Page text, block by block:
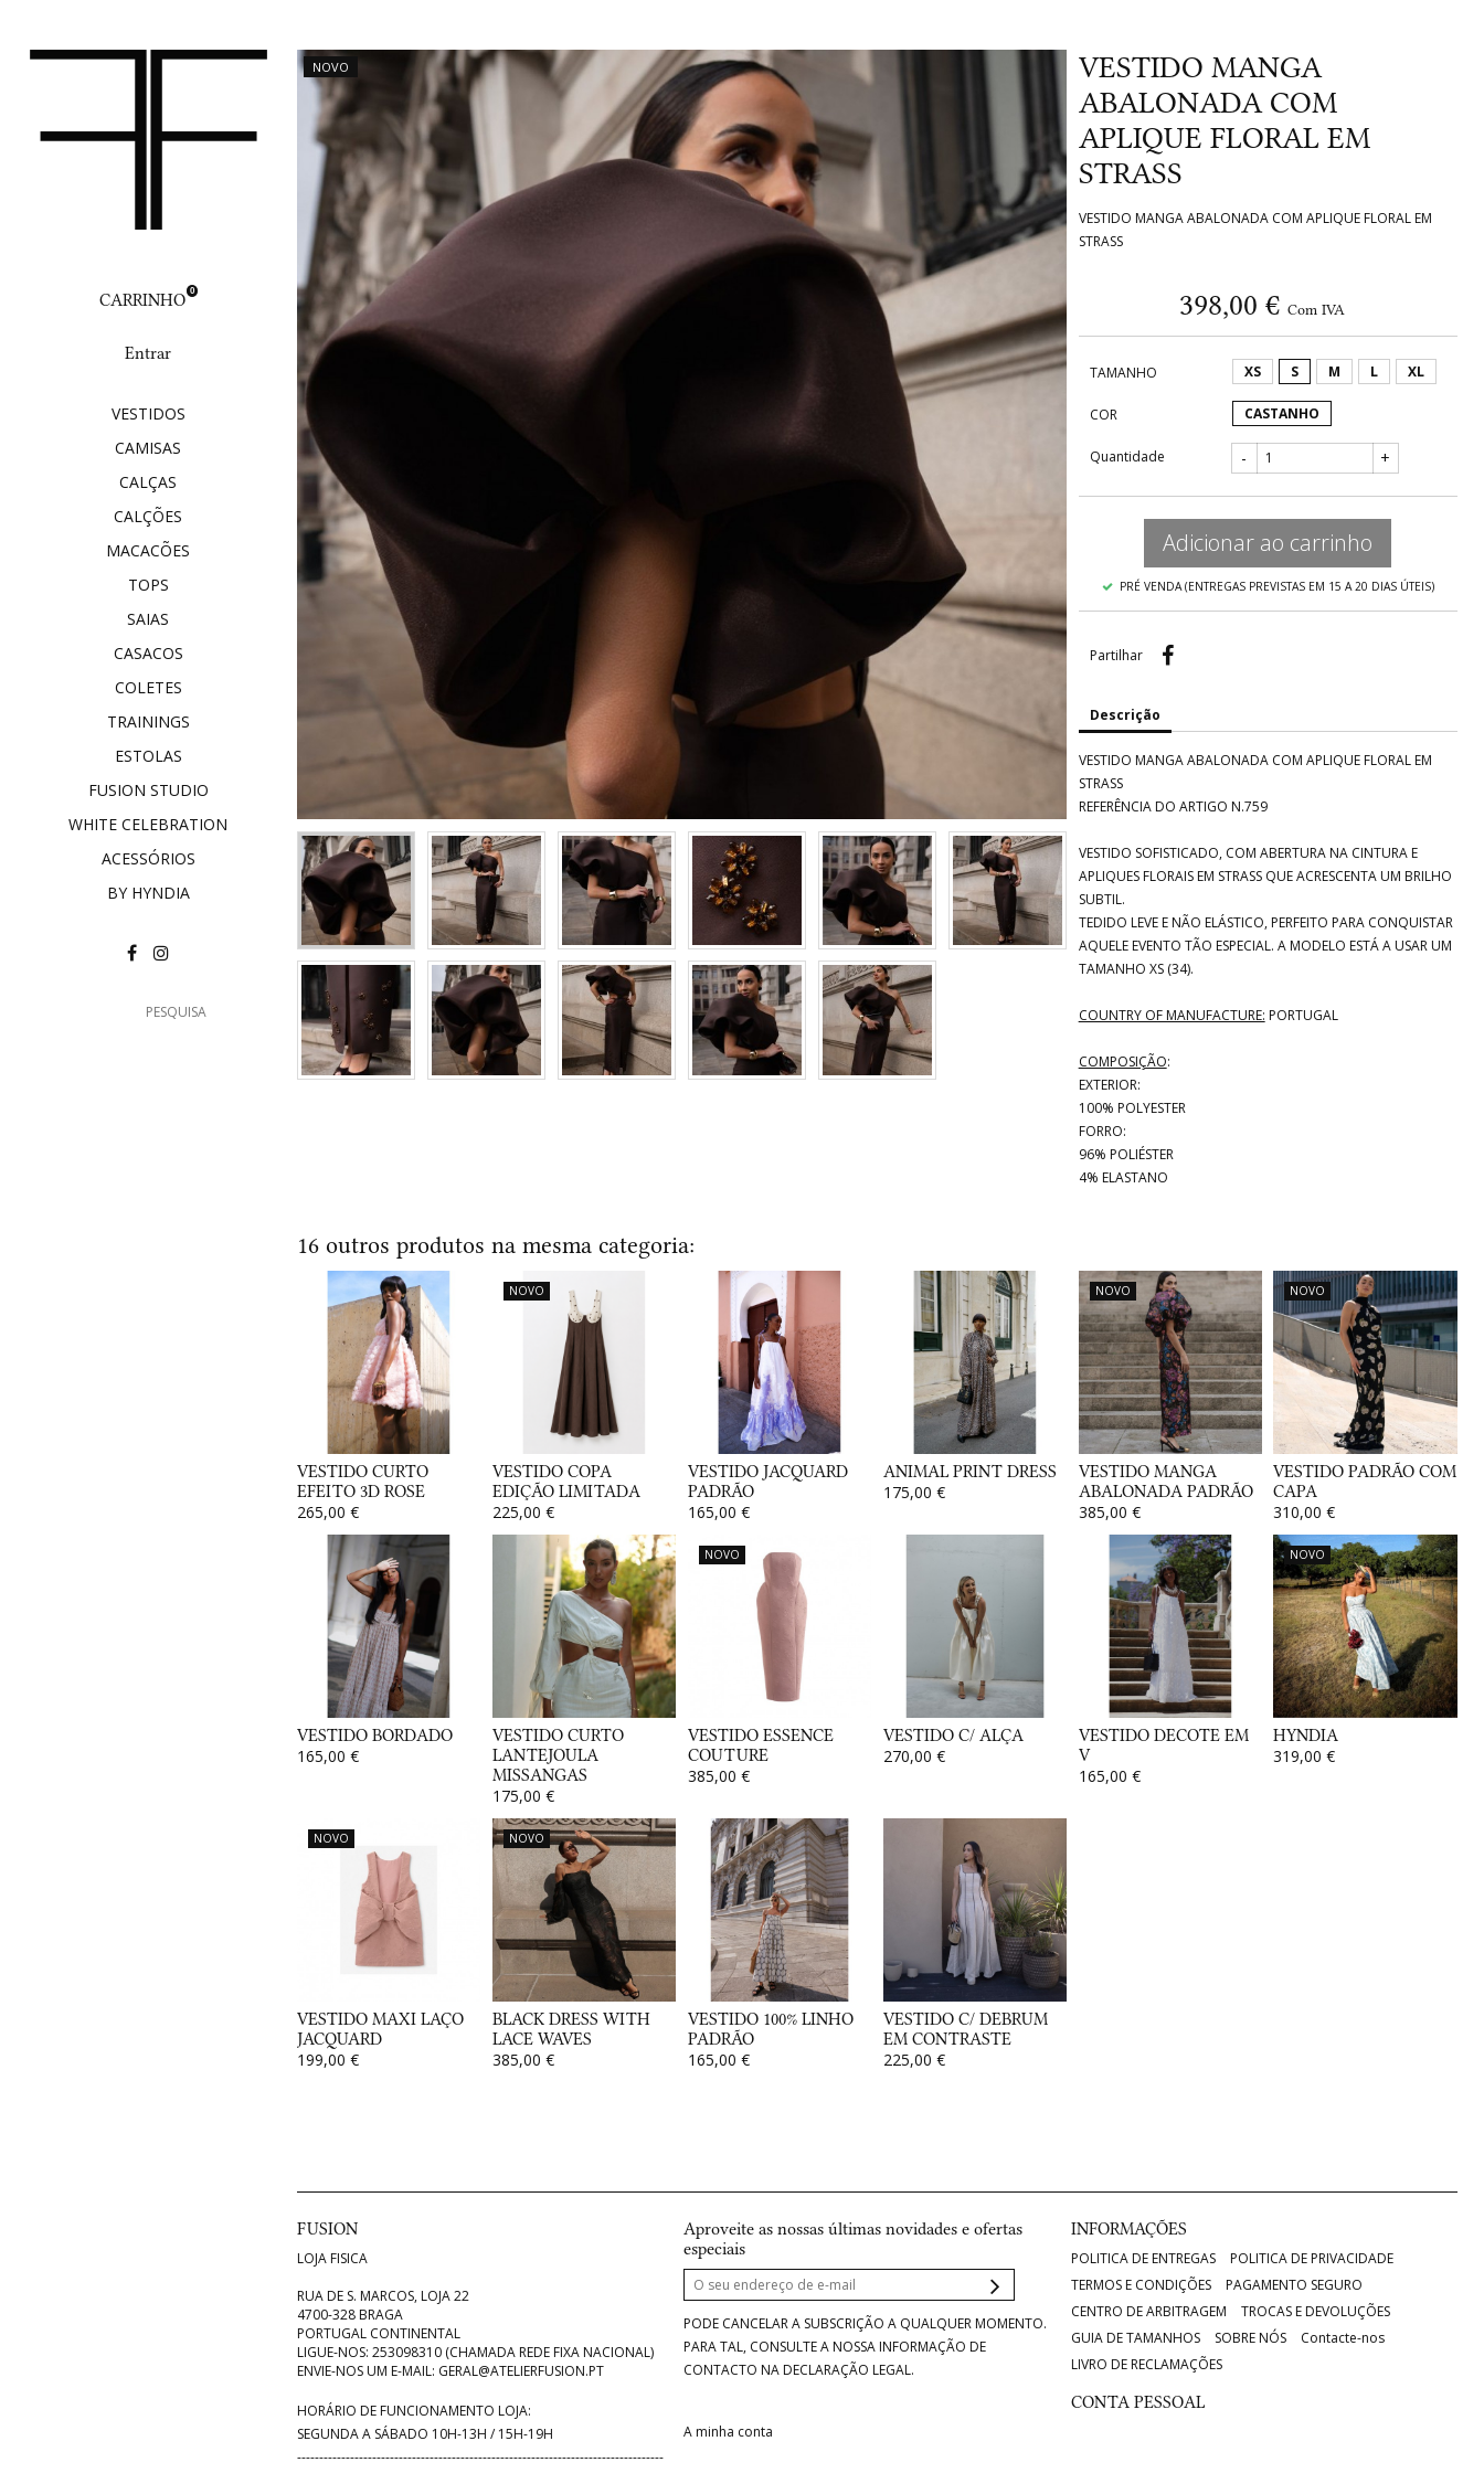
CARRINHO 0
Entrar
VESTIDOS
CAMISAS
CALÇAS
CALÇÕES
MACACÕES
TOPS
SAIAS
CASACOS
COLETES
TRAININGS
ESTOLAS
FUSION STUDIO
WHITE CELEBRATION
ACESSÓRIOS
BY HYNDIA
PESQUISA
NOVO
VESTIDO MANGA
ABALONADA COM
APLIQUE FLORAL EM
STRASS
VESTIDO MANGA ABALONADA COM APLIQUE FLORAL EM
STRASS
398,00 € Com IVA
TAMANHO XS S M L XL
COR CASTANHO
Quantidade - +
Adicionar ao carrinho
PRÉ VENDA (ENTREGAS PREVISTAS EM 15 A 20 DIAS ÚTEIS)
Partilhar
Descrição
VESTIDO MANGA ABALONADA COM APLIQUE FLORAL EM
STRASS
REFERÊNCIA DO ARTIGO N.759
VESTIDO SOFISTICADO, COM ABERTURA NA CINTURA E
APLIQUES FLORAIS EM STRASS QUE ACRESCENTA UM BRILHO
SUBTIL.
TEDIDO LEVE E NÃO ELÁSTICO, PERFEITO PARA CONQUISTAR
AQUELE EVENTO TÃO ESPECIAL. A MODELO ESTÁ A USAR UM
TAMANHO XS (34).
COUNTRY OF MANUFACTURE: PORTUGAL
COMPOSIÇÃO:
EXTERIOR:
100% POLYESTER
FORRO:
96% POLIÉSTER
4% ELASTANO
16 outros produtos na mesma categoria:
VESTIDO CURTO
EFEITO 3D ROSE
265,00 €
NOVO
VESTIDO COPA
EDIÇÃO LIMITADA
225,00 €
VESTIDO JACQUARD
PADRÃO
165,00 €
ANIMAL PRINT DRESS
175,00 €
NOVO
VESTIDO MANGA
ABALONADA PADRÃO
385,00 €
NOVO
VESTIDO PADRÃO COM
CAPA
310,00 €
VESTIDO BORDADO
165,00 €
VESTIDO CURTO
LANTEJOULA
MISSANGAS
175,00 €
NOVO
VESTIDO ESSENCE
COUTURE
385,00 €
VESTIDO C/ ALÇA
270,00 €
VESTIDO DECOTE EM
V
165,00 €
NOVO
HYNDIA
319,00 €
NOVO
VESTIDO MAXI LAÇO
JACQUARD
199,00 €
NOVO
BLACK DRESS WITH
LACE WAVES
385,00 €
VESTIDO 100% LINHO
PADRÃO
165,00 €
VESTIDO C/ DEBRUM
EM CONTRASTE
225,00 €
FUSION
LOJA FISICA
RUA DE S. MARCOS, LOJA 22
4700-328 BRAGA
PORTUGAL CONTINENTAL
LIGUE-NOS: 253098310 (CHAMADA REDE FIXA NACIONAL)
ENVIE-NOS UM E-MAIL: GERAL@ATELIERFUSION.PT
HORÁRIO DE FUNCIONAMENTO LOJA:
SEGUNDA A SÁBADO 10H-13H / 15H-19H
-----------------------------------------------------------------------------------
Aproveite as nossas últimas novidades e ofertas
especiais
PODE CANCELAR A SUBSCRIÇÃO A QUALQUER MOMENTO.
PARA TAL, CONSULTE A NOSSA INFORMAÇÃO DE
CONTACTO NA DECLARAÇÃO LEGAL.
INFORMAÇÕES
POLITICA DE ENTREGAS
POLITICA DE PRIVACIDADE
TERMOS E CONDIÇÕES
PAGAMENTO SEGURO
CENTRO DE ARBITRAGEM
TROCAS E DEVOLUÇÕES
GUIA DE TAMANHOS
SOBRE NÓS
Contacte-nos
LIVRO DE RECLAMAÇÕES
CONTA PESSOAL
A minha conta